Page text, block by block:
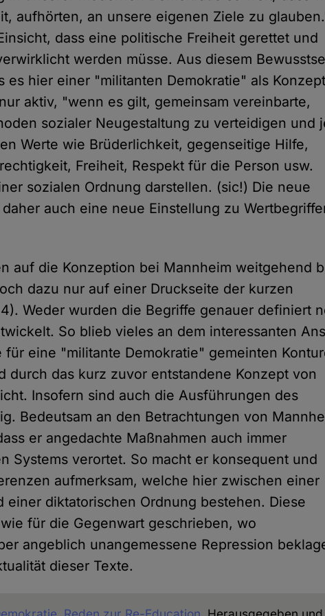
aufhörten, an unsere eigenen Ziele zu
dass eine politische Freiheit gerettet und
werden müsse. Aus diesem
es hier einer "militanten Demokratie" als
aktiv, "wenn es gilt, gemeinsam vereinbarte,
sozialer Neugestaltung zu verteidigen und
Werte wie Brüderlichkeit, gegenseitige Hilfe,
Freiheit, Respekt für die Person usw.
sozialen Ordnung darstellen. (sic!) Die neue
auch eine neue Einstellung zu
auf die Konzeption bei Mannheim weitgehend
dazu nur auf einer Druckseite der kurzen
Weder wurden die Begriffe genauer definiert
So blieb vieles an dem interessanten
eine "militante Demokratie" gemeinten
durch das kurz zuvor entstandene Konzept von
Insofern sind auch die Ausführungen des
Bedeutsam an den Betrachtungen von
er angedachte Maßnahmen auch immer
Systems verortet. So macht er konsequent und
aufmerksam, welche hier zwischen einer
einer diktatorischen Ordnung bestehen. Diese
für die Gegenwart geschrieben, wo
angeblich unangemessene Repression
dieser Texte.